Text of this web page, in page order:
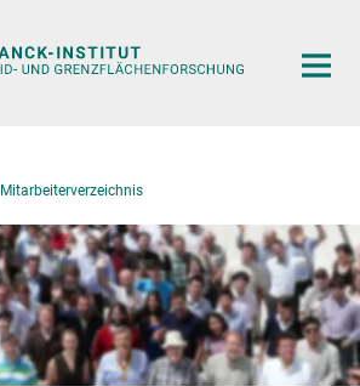
Mitarbeiterverzeichnis